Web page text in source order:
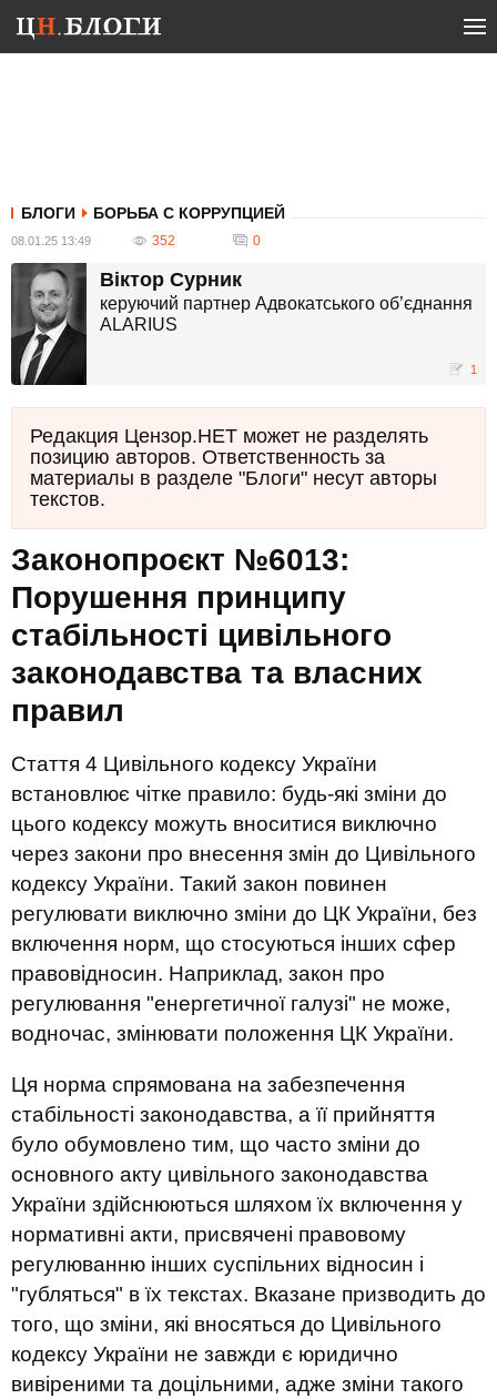
БЛОГИ БОРЬБА С КОРРУПЦИЕЙ
08.01.25 13:49 352 0
Віктор Сурник
керуючий партнер Адвокатського об’єднання
ALARIUS
1
Редакция Цензор.НЕТ может не разделять
позицию авторов. Ответственность за
материалы в разделе "Блоги" несут авторы
текстов.
Законопроєкт №6013:
Порушення принципу
стабільності цивільного
законодавства та власних
правил
Стаття 4 Цивільного кодексу України
встановлює чітке правило: будь-які зміни до
цього кодексу можуть вноситися виключно
через закони про внесення змін до Цивільного
кодексу України. Такий закон повинен
регулювати виключно зміни до ЦК України, без
включення норм, що стосуються інших сфер
правовідносин. Наприклад, закон про
регулювання "енергетичної галузі" не може,
водночас, змінювати положення ЦК України.
Ця норма спрямована на забезпечення
стабільності законодавства, а її прийняття
було обумовлено тим, що часто зміни до
основного акту цивільного законодавства
України здійснюються шляхом їх включення у
нормативні акти, присвячені правовому
регулюванню інших суспільних відносин і
"губляться" в їх текстах. Вказане призводить до
того, що зміни, які вносяться до Цивільного
кодексу України не завжди є юридично
вивіреними та доцільними, адже зміни такого